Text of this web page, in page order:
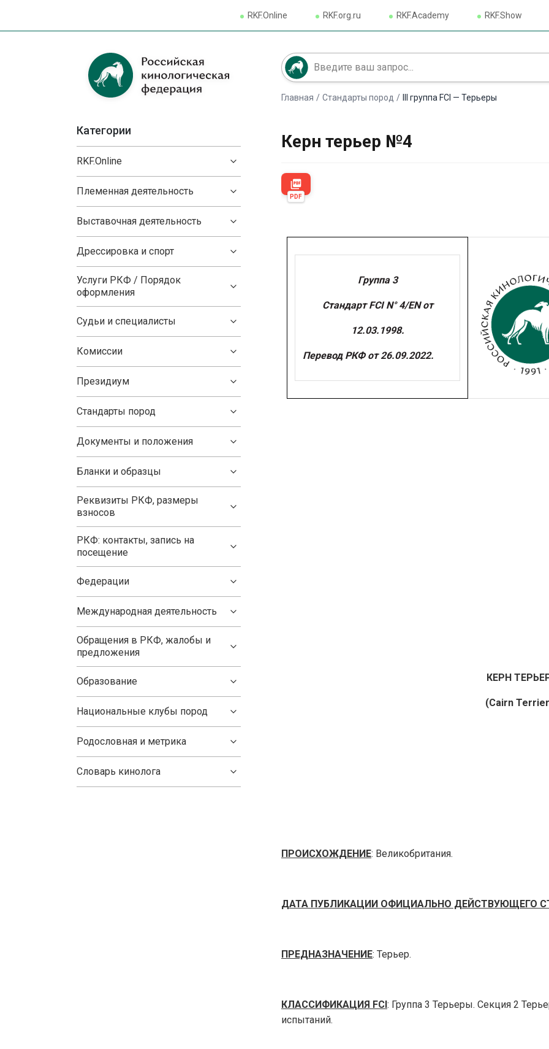
RKF.Online RKF.org.ru RKF.Academy RKF.Show
Категории
RKF.Online
Племенная деятельность
Выставочная деятельность
Дрессировка и спорт
Услуги РКФ / Порядок
оформления
Судьи и специалисты
Комиссии
Президиум
Стандарты пород
Документы и положения
Бланки и образцы
Реквизиты РКФ, размеры
взносов
РКФ: контакты, запись на
посещение
Федерации
Международная деятельность
Обращения в РКФ, жалобы и
предложения
Образование
Национальные клубы пород
Родословная и метрика
Словарь кинолога
Главная / Стандарты пород / III группа FCI — Терьеры
Керн терьер №4
picture_as_pdf
PDF
Группа 3
Стандарт FCI N° 4/EN от
12.03.1998.
Перевод РКФ от 26.09.2022.
КЕРН
(Cairn
ПРОИСХОЖДЕНИЕ: Великобритания.
ДАТА ПУБЛИКАЦИИ ОФИЦИАЛЬНО ДЕЙСТВУЮЩЕГО
ПРЕДНАЗНАЧЕНИЕ: Терьер.
КЛАССИФИКАЦИЯ FCI: Группа 3 Терьеры. Секция 2
испытаний.